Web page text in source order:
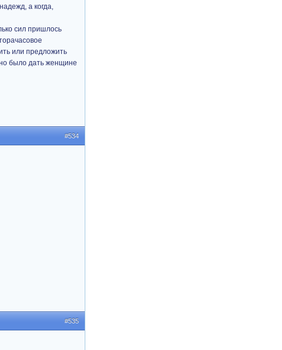
а когда,
сил пришлось
или предложить
было дать женщине
#534
#535